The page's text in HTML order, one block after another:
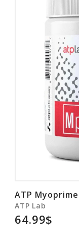
ATP Myoprime
ATP Lab
64.99$